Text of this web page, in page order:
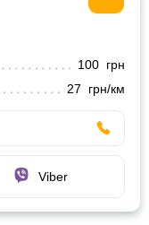
100 грн
27 грн/км
Viber